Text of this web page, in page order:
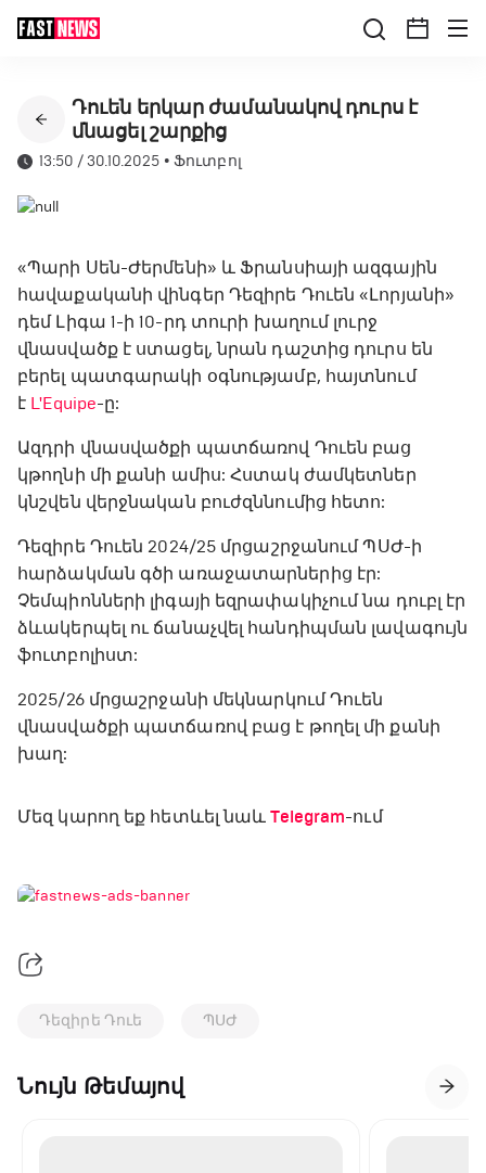
Դուեն երկար ժամանակով դուրս է
մնացել շարքից
13:50 / 30.10.2025 •Ֆուտբոլ
«Պարի Սեն-Ժերմենի» և Ֆրանսիայի ազգային
հավաքականի վինգեր Դեզիրե Դուեն «Լորյանի»
դեմ Լիգա 1-ի 10-րդ տուրի խաղում լուրջ
վնասվածք է ստացել, նրան դաշտից դուրս են
բերել պատգարակի օգնությամբ, հայտնում
է L'Equipe-ը:
Ազդրի վնասվածքի պատճառով Դուեն բաց
կթողնի մի քանի ամիս: Հստակ ժամկետներ
կնշվեն վերջնական բուժզննումից հետո:
Դեզիրե Դուեն 2024/25 մրցաշրջանում ՊՍԺ-ի
հարձակման գծի առաջատարներից էր:
Չեմպիոնների լիգայի եզրափակիչում նա դուբլ էր
ձևակերպել ու ճանաչվել հանդիպման լավագույն
ֆուտբոլիստ:
2025/26 մրցաշրջանի մեկնարկում Դուեն
վնասվածքի պատճառով բաց է թողել մի քանի
խաղ:
Մեզ կարող եք հետևել նաև Telegram-ում
Դեզիրե Դուե ՊՍԺ
Նույն Թեմայով